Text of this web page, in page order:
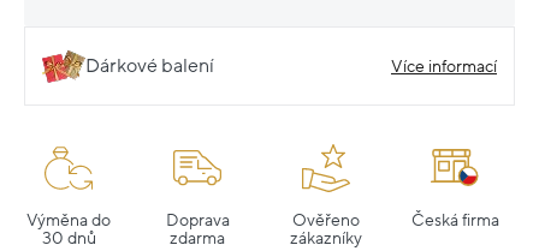
Dárkové balení Více informací
Výměna do
30 dnů
Doprava
zdarma
Ověřeno
zákazníky
Česká firma